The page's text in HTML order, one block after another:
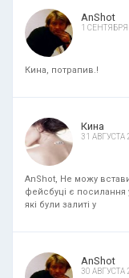
AnShot
1 СЕНТЯБРЯ
Кина, потрапив.!
Кина
31 АВГУСТА
AnShot, Не можу
фейсбуці є посилання
які були залиті у
AnShot
30 АВГУСТА